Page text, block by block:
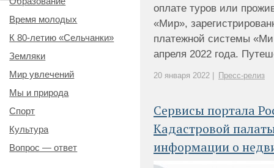
оплате туров или
«Мир»,
платежной системы
апреля 2022 года.
20 января 2022 | Пресс-релиз
Сервисы портала
Кадастровой
информации о
Время молодых
К 80-летию «Сельчанки»
Земляки
Мир увлечений
Мы и природа
Спорт
Культура
Вопрос — ответ